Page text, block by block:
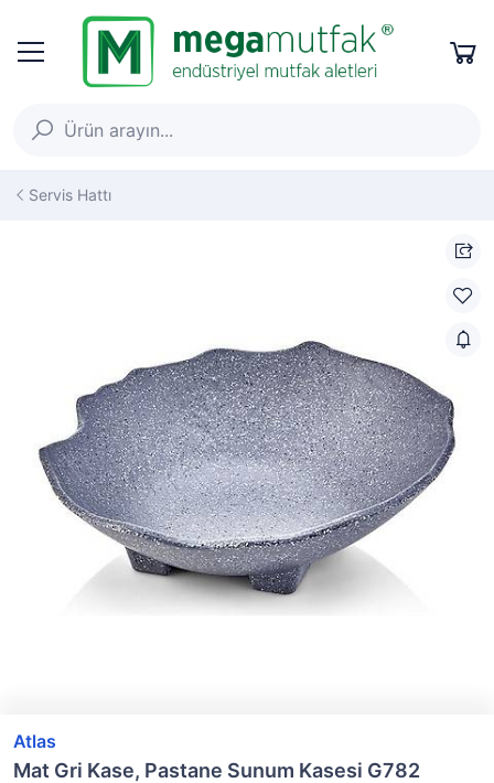
Servis Hattı
Atlas
Mat Gri Kase, Pastane Sunum Kasesi G782